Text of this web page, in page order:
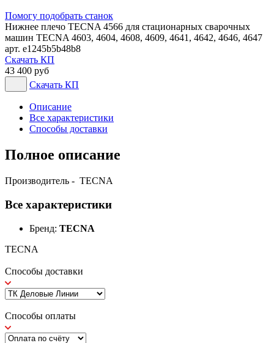
Помогу подобрать станок
Нижнее плечо TECNA 4566 для стационарных сварочных
машин TECNA 4603, 4604, 4608, 4609, 4641, 4642, 4646, 4647
арт. e1245b5b48b8
Скачать КП
43 400 руб
Скачать КП
Описание
Все характеристики
Способы доставки
Полное описание
Производитель - TECNA
Все характеристики
Бренд: TECNA
TECNA
Способы доставки
Способы оплаты